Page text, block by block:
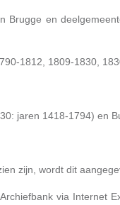
Brugge en
1812, 1809-1830,
jaren 1418-1794) en
zijn, wordt dit
via Internet